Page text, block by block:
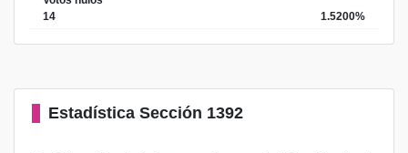
14
1.5200%
Estadística Sección 1392